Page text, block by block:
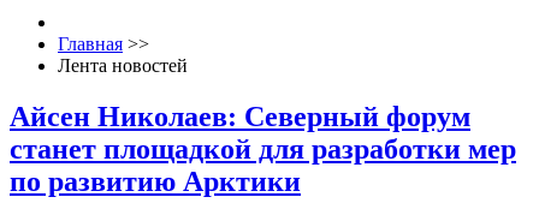
Главная >>
Лента новостей
Айсен Николаев: Северный форум
станет площадкой для разработки мер
по развитию Арктики